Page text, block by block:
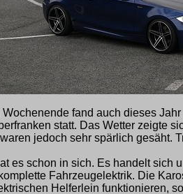
fand auch dieses
statt. Das Wetter zeigte
jedoch sehr spärlich gesäht.
es schon in sich. Es handelt
Fahrzeugelektrik. Die
Helferlein funktionieren,